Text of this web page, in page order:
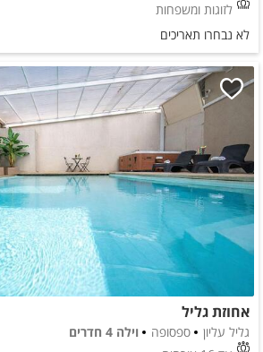
לזוגות ומשפחות
לא נבחרו תאריכים
אחוזת גליל
גליל עליון ספסופה
וילה 4 חדרים